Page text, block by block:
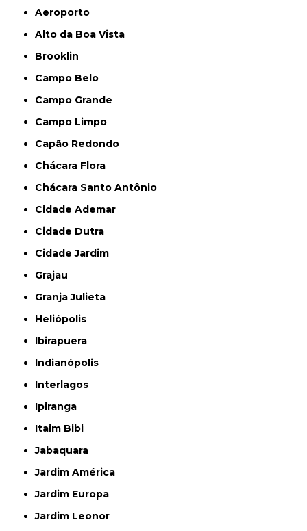
Aeroporto
Alto da Boa Vista
Brooklin
Campo Belo
Campo Grande
Campo Limpo
Capão Redondo
Chácara Flora
Chácara Santo Antônio
Cidade Ademar
Cidade Dutra
Cidade Jardim
Grajau
Granja Julieta
Heliópolis
Ibirapuera
Indianópolis
Interlagos
Ipiranga
Itaim Bibi
Jabaquara
Jardim América
Jardim Europa
Jardim Leonor